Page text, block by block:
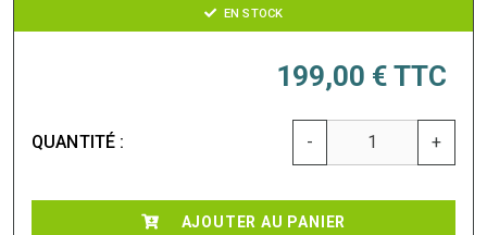
EN STOCK
199,00 € TTC
QUANTITÉ : - +
AJOUTER AU PANIER